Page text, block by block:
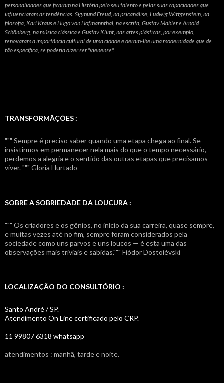
personalidades que ficaram na História pelo seu talento e pelas suas capacidades que
influenciaram as tendências. Sigmund Freud, na psicanálise, Ludwig Wittgenstein, na
filosofia, Karl Kraus e Hugo von Hofmannthal, na escrita, Gustav Mahler e Arnold
Schönberg, na música clássica e Gustav Klimt, nas artes plásticas, por exemplo,
renovaram a importância cultural de uma cidade e deram-lhe uma modernidade que de
tão específica, se poderia dizer ser "vienense".
TRANSFORMÃÇÕES :
""" Sempre é preciso saber quando uma etapa chega ao final. Se
insistirmos em permanecer nela mais do que o tempo necessário,
perdemos a alegria e o sentido das outras etapas que precisamos
viver. """ Gloria Hurtado
SOBRE A SOBRIEDADE DA LOUCURA :
""" Os criadores e os gênios, no início da sua carreira, quase sempre,
e muitas vezes até no fim, sempre foram considerados pela
sociedade como uns parvos e uns loucos — é esta uma das
observações mais triviais e sabidas.""" Fiódor Dostoiévski
LOCALIZAÇÃO DO CONSULTÓRIO :
Santo André / SP.
Atendimento On Line certificado pelo CRP.
11 99807 6318 whatsapp
atendimentos : manhã, tarde e noite.